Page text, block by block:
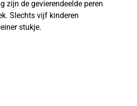
zijn de gevierendeelde peren
Slechts vijf kinderen
stukje.